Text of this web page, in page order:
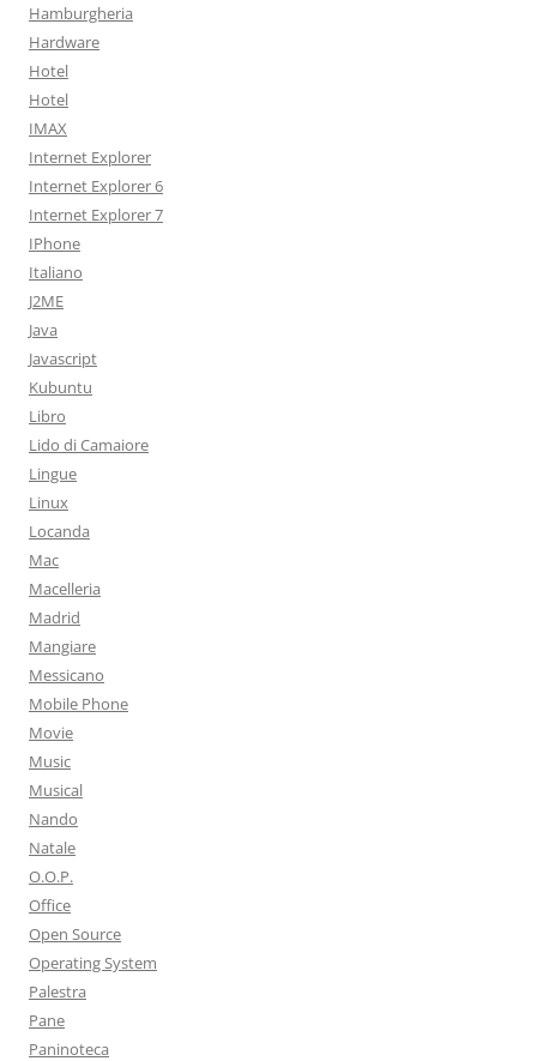
Hamburgheria
Hardware
Hotel
Hotel
IMAX
Internet Explorer
Internet Explorer 6
Internet Explorer 7
IPhone
Italiano
J2ME
Java
Javascript
Kubuntu
Libro
Lido di Camaiore
Lingue
Linux
Locanda
Mac
Macelleria
Madrid
Mangiare
Messicano
Mobile Phone
Movie
Music
Musical
Nando
Natale
O.O.P.
Office
Open Source
Operating System
Palestra
Pane
Paninoteca